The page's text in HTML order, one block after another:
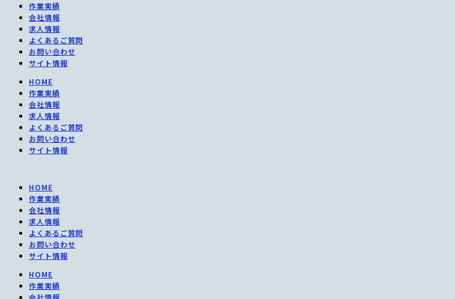
作業実績
会社情報
求人情報
よくあるご質問
お問い合わせ
サイト情報
HOME
作業実績
会社情報
求人情報
よくあるご質問
お問い合わせ
サイト情報
HOME
作業実績
会社情報
求人情報
よくあるご質問
お問い合わせ
サイト情報
HOME
作業実績
会社情報